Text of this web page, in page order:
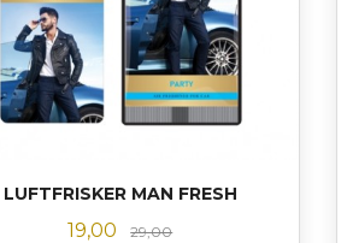
LUFTFRISKER MAN FRESH
Tilbud
19,00 29,00Rabatt